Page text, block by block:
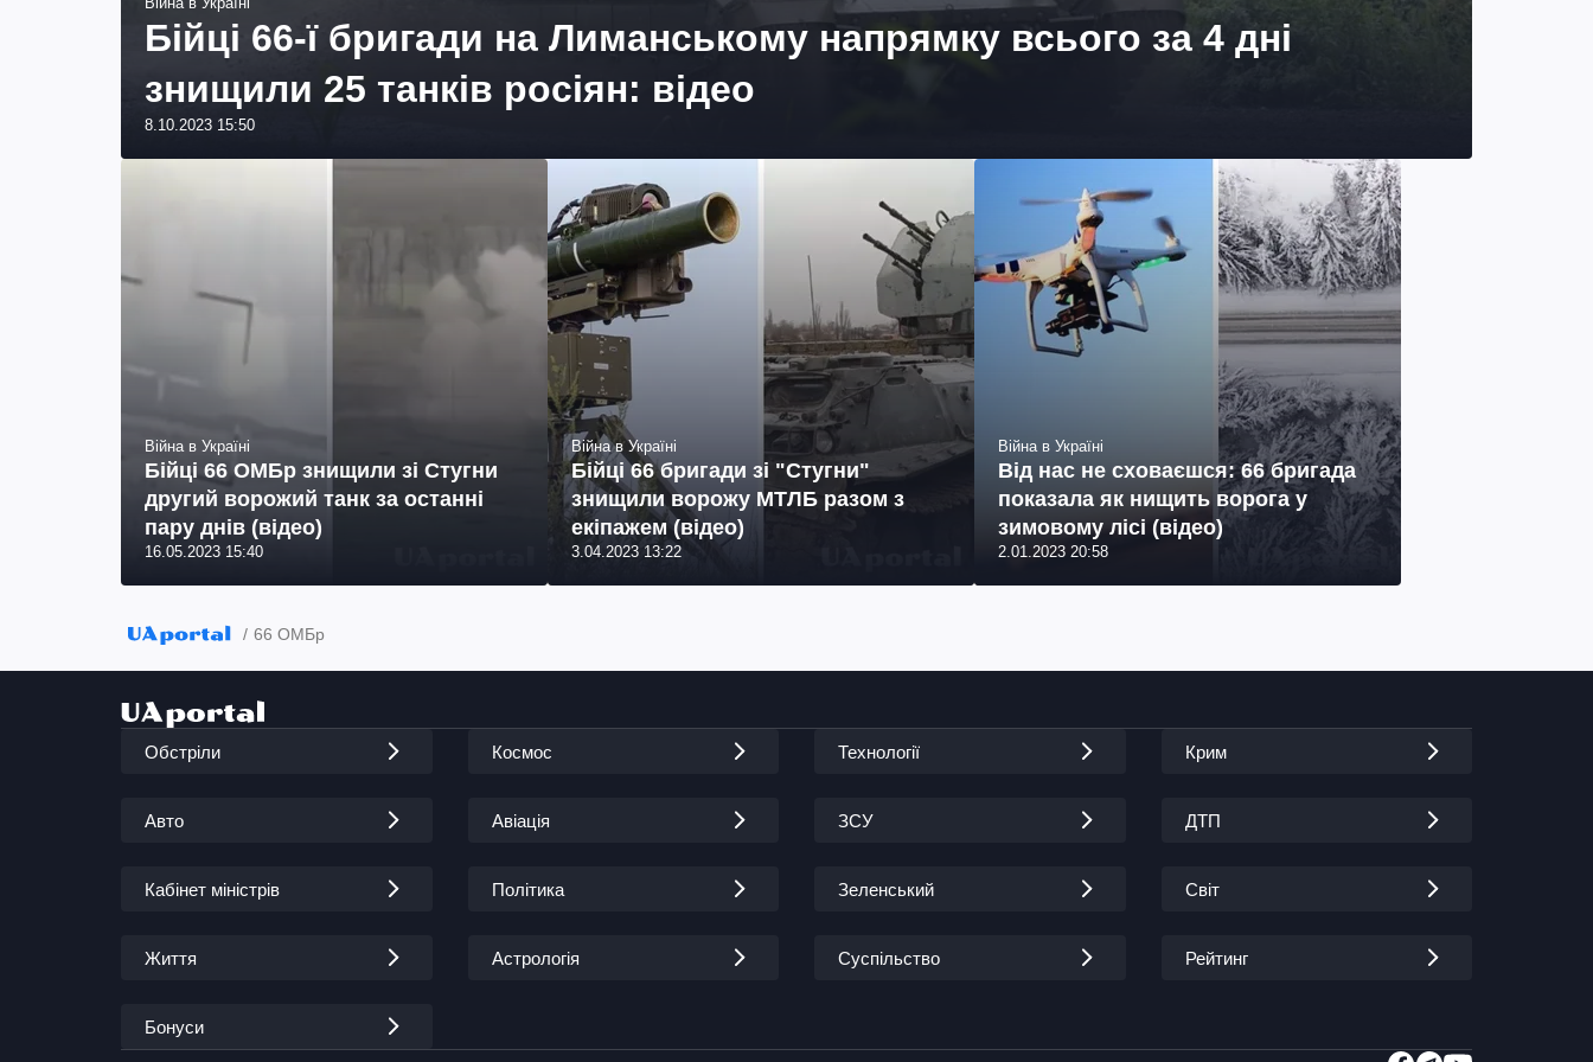
Бійці 66-ї бригади на Лиманському напрямку всього за 4 дні
знищили 25 танків росіян: відео
8.10.2023 15:50
Війна в Україні
Бійці 66 ОМБр знищили зі Стугни
другий ворожий танк за останні
пару днів (відео)
16.05.2023 15:40
Війна в Україні
Бійці 66 бригади зі "Стугни"
знищили ворожу МТЛБ разом з
екіпажем (відео)
3.04.2023 13:22
Війна в Україні
Від нас не сховаєшся: 66 бригада
показала як нищить ворога у
зимовому лісі (відео)
2.01.2023 20:58
66 ОМБр
Обстріли Космос Технології Крим
Авто Авіація ЗСУ ДТП
Кабінет міністрів Політика Зеленський Світ
Життя Астрологія Суспільство Рейтинг
Бонуси